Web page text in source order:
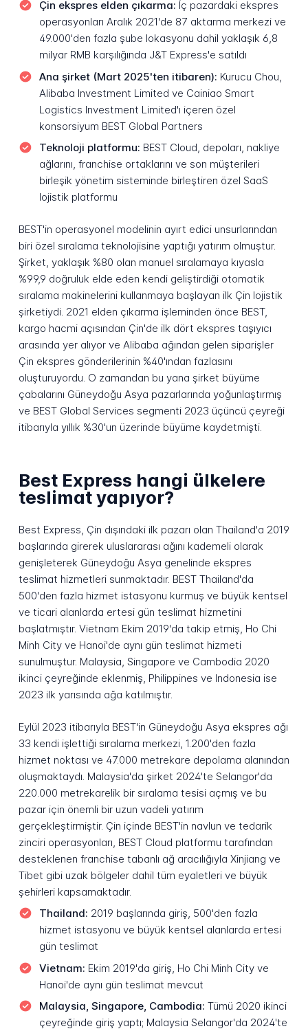
Çin ekspres elden çıkarma: İç pazardaki ekspres
operasyonları Aralık 2021'de 87 aktarma merkezi ve
49.000'den fazla şube lokasyonu dahil yaklaşık 6,8
milyar RMB karşılığında J&T Express'e satıldı
Ana şirket (Mart 2025'ten itibaren): Kurucu Chou,
Alibaba Investment Limited ve Cainiao Smart
Logistics Investment Limited'ı içeren özel
konsorsiyum BEST Global Partners
Teknoloji platformu: BEST Cloud, depoları, nakliye
ağlarını, franchise ortaklarını ve son müşterileri
birleşik yönetim sisteminde birleştiren özel SaaS
lojistik platformu
BEST'in operasyonel modelinin ayırt edici unsurlarından
biri özel sıralama teknolojisine yaptığı yatırım olmuştur.
Şirket, yaklaşık %80 olan manuel sıralamaya kıyasla
%99,9 doğruluk elde eden kendi geliştirdiği otomatik
sıralama makinelerini kullanmaya başlayan ilk Çin lojistik
şirketiydi. 2021 elden çıkarma işleminden önce BEST,
kargo hacmi açısından Çin'de ilk dört ekspres taşıyıcı
arasında yer alıyor ve Alibaba ağından gelen siparişler
Çin ekspres gönderilerinin %40'ından fazlasını
oluşturuyordu. O zamandan bu yana şirket büyüme
çabalarını Güneydoğu Asya pazarlarında yoğunlaştırmış
ve BEST Global Services segmenti 2023 üçüncü çeyreği
itibarıyla yıllık %30'un üzerinde büyüme kaydetmişti.
Best Express hangi ülkelere
teslimat yapıyor?
Best Express, Çin dışındaki ilk pazarı olan Thailand'a 2019
başlarında girerek uluslararası ağını kademeli olarak
genişleterek Güneydoğu Asya genelinde ekspres
teslimat hizmetleri sunmaktadır. BEST Thailand'da
500'den fazla hizmet istasyonu kurmuş ve büyük kentsel
ve ticari alanlarda ertesi gün teslimat hizmetini
başlatmıştır. Vietnam Ekim 2019'da takip etmiş, Ho Chi
Minh City ve Hanoi'de aynı gün teslimat hizmeti
sunulmuştur. Malaysia, Singapore ve Cambodia 2020
ikinci çeyreğinde eklenmiş, Philippines ve Indonesia ise
2023 ilk yarısında ağa katılmıştır.
Eylül 2023 itibarıyla BEST'in Güneydoğu Asya ekspres ağı
33 kendi işlettiği sıralama merkezi, 1.200'den fazla
hizmet noktası ve 47.000 metrekare depolama alanından
oluşmaktaydı. Malaysia'da şirket 2024'te Selangor'da
220.000 metrekarelik bir sıralama tesisi açmış ve bu
pazar için önemli bir uzun vadeli yatırım
gerçekleştirmiştir. Çin içinde BEST'in navlun ve tedarik
zinciri operasyonları, BEST Cloud platformu tarafından
desteklenen franchise tabanlı ağ aracılığıyla Xinjiang ve
Tibet gibi uzak bölgeler dahil tüm eyaletleri ve büyük
şehirleri kapsamaktadır.
Thailand: 2019 başlarında giriş, 500'den fazla
hizmet istasyonu ve büyük kentsel alanlarda ertesi
gün teslimat
Vietnam: Ekim 2019'da giriş, Ho Chi Minh City ve
Hanoi'de aynı gün teslimat mevcut
Malaysia, Singapore, Cambodia: Tümü 2020 ikinci
çeyreğinde giriş yaptı; Malaysia Selangor'da 2024'te